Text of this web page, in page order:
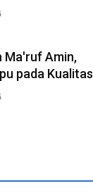
Ma'ruf Amin,
pada Kualitas